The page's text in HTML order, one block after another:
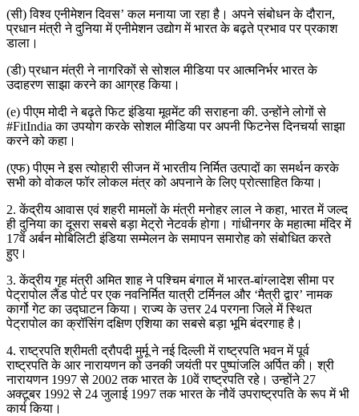
(सी) विश्व एनीमेशन दिवस’ कल मनाया जा रहा है। अपने संबोधन के दौरान,
प्रधान मंत्री ने दुनिया में एनीमेशन उद्योग में भारत के बढ़ते प्रभाव पर प्रकाश
डाला।
(डी) प्रधान मंत्री ने नागरिकों से सोशल मीडिया पर आत्मनिर्भर भारत के
उदाहरण साझा करने का आग्रह किया।
(e) पीएम मोदी ने बढ़ते फिट इंडिया मूवमेंट की सराहना की. उन्होंने लोगों से
#FitIndia का उपयोग करके सोशल मीडिया पर अपनी फिटनेस दिनचर्या साझा
करने को कहा।
(एफ) पीएम ने इस त्योहारी सीजन में भारतीय निर्मित उत्पादों का समर्थन करके
सभी को वोकल फॉर लोकल मंत्र को अपनाने के लिए प्रोत्साहित किया।
2. केंद्रीय आवास एवं शहरी मामलों के मंत्री मनोहर लाल ने कहा, भारत में जल्द
ही दुनिया का दूसरा सबसे बड़ा मेट्रो नेटवर्क होगा। गांधीनगर के महात्मा मंदिर में
17वें अर्बन मोबिलिटी इंडिया सम्मेलन के समापन समारोह को संबोधित करते
हुए।
3. केंद्रीय गृह मंत्री अमित शाह ने पश्चिम बंगाल में भारत-बांग्लादेश सीमा पर
पेट्रापोल लैंड पोर्ट पर एक नवनिर्मित यात्री टर्मिनल और ‘मैत्री द्वार’ नामक
कार्गो गेट का उद्घाटन किया। राज्य के उत्तर 24 परगना जिले में स्थित
पेट्रापोल का क्रॉसिंग दक्षिण एशिया का सबसे बड़ा भूमि बंदरगाह है।
4. राष्ट्रपति श्रीमती द्रौपदी मुर्मू ने नई दिल्ली में राष्ट्रपति भवन में पूर्व
राष्ट्रपति के आर नारायणन को उनकी जयंती पर पुष्पांजलि अर्पित की। श्री
नारायणन 1997 से 2002 तक भारत के 10वें राष्ट्रपति रहे। उन्होंने 27
अक्टूबर 1992 से 24 जुलाई 1997 तक भारत के नौवें उपराष्ट्रपति के रूप में भी
कार्य किया।